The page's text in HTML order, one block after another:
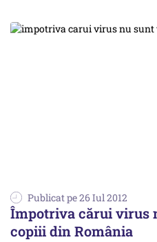
Publicat pe 26 Iul 2012
Împotriva cărui virus
copiii din România